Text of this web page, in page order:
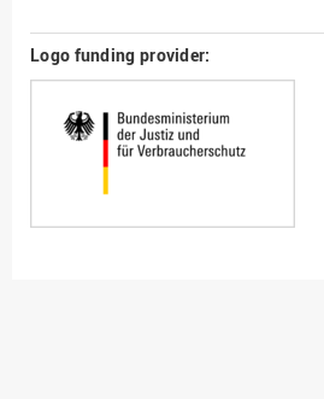
Logo funding provider: